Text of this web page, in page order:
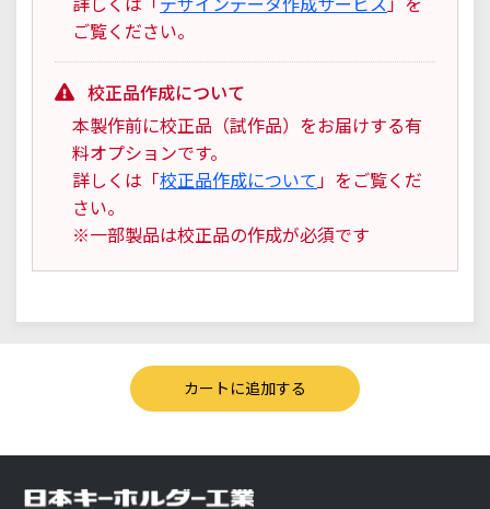
ご覧ください。
校正品作成について
本製作前に校正品（試作品）をお届けする有
料オプションです。
詳しくは「校正品作成について 」をご覧くだ
さい。
※一部製品は校正品の作成が必須です